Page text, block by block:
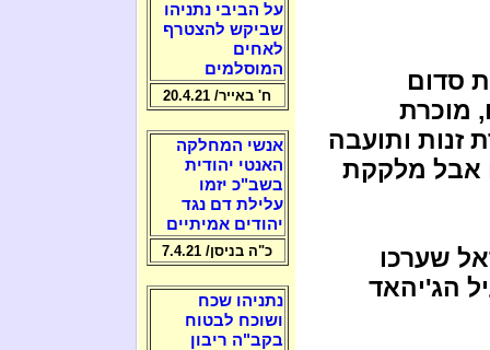
סדום
מוכרת
ותועבה
אבל מלקקת
שערכו
הג'יהאד
על הביבי נתניהו
שביקש להצטרף
לאחים
המוסלמים
ח' באייר/ 20.4.21
אנשי המחלקה
האנטי יהודית
בשב"כ יזמו
עלילת דם נגד
יהודים אמיתיים
כ"ה בניסן/ 7.4.21
נתניהו שכח
ושוכח לבטוח
בקב"ה ריבון